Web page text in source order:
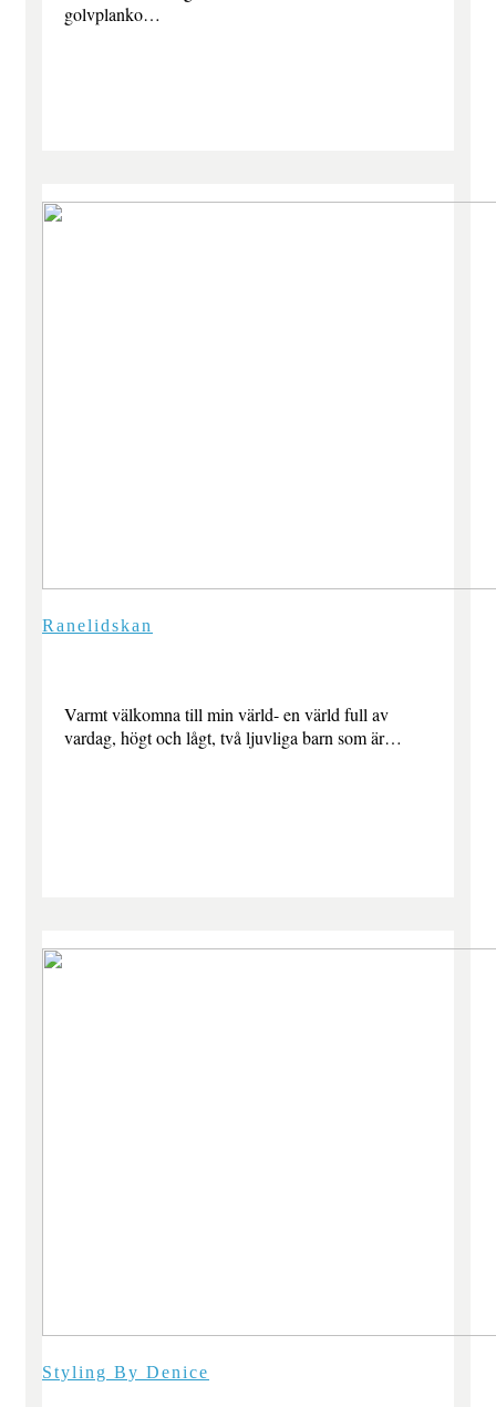
golvplanko…
Ranelidskan
Varmt välkomna till min värld- en värld full av
vardag, högt och lågt, två ljuvliga barn som är…
Styling By Denice